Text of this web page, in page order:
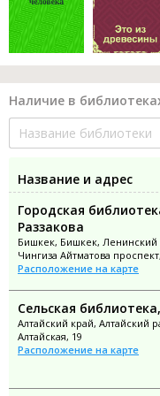
Наличие в
Название и адрес
Городская
Раззакова
Бишкек, Бишкек, Ленинский
Чингиза Айтматова
Расположение на карте
Сельская
Алтайский край, Алтайский
Алтайская, 19
Расположение на карте